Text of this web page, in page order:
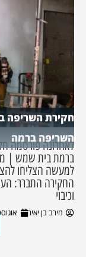
חקירת השריפה
השריפה ברמה
לאחרונה פורסמה
ברמת בית שמש |
למעשה הצליחו
החקירה התברר:
וכיבוי
מירב בן יאיר אוגוסט 4,